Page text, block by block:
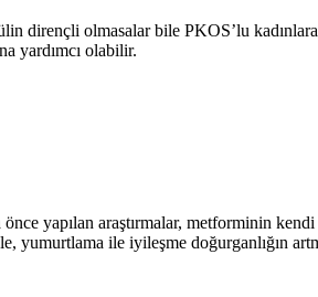
dirençli olmasalar bile PKOS’lu
yardımcı olabilir.
yapılan araştırmalar, metforminin kendi
yumurtlama ile iyileşme doğurganlığın